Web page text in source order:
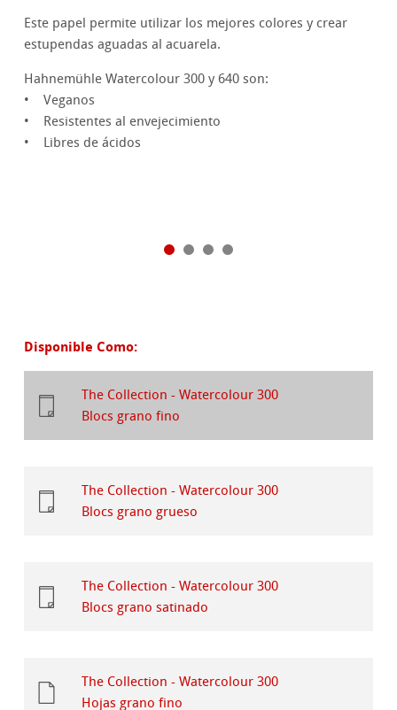
Este papel permite utilizar los mejores colores y crear
estupendas aguadas al acuarela.
Hahnemühle Watercolour 300 y 640 son:
• Veganos
• Resistentes al envejecimiento
• Libres de ácidos
Disponible Como:
The Collection - Watercolour 300
Blocs grano fino
The Collection - Watercolour 300
Blocs grano grueso
The Collection - Watercolour 300
Blocs grano satinado
The Collection - Watercolour 300
Hojas grano fino